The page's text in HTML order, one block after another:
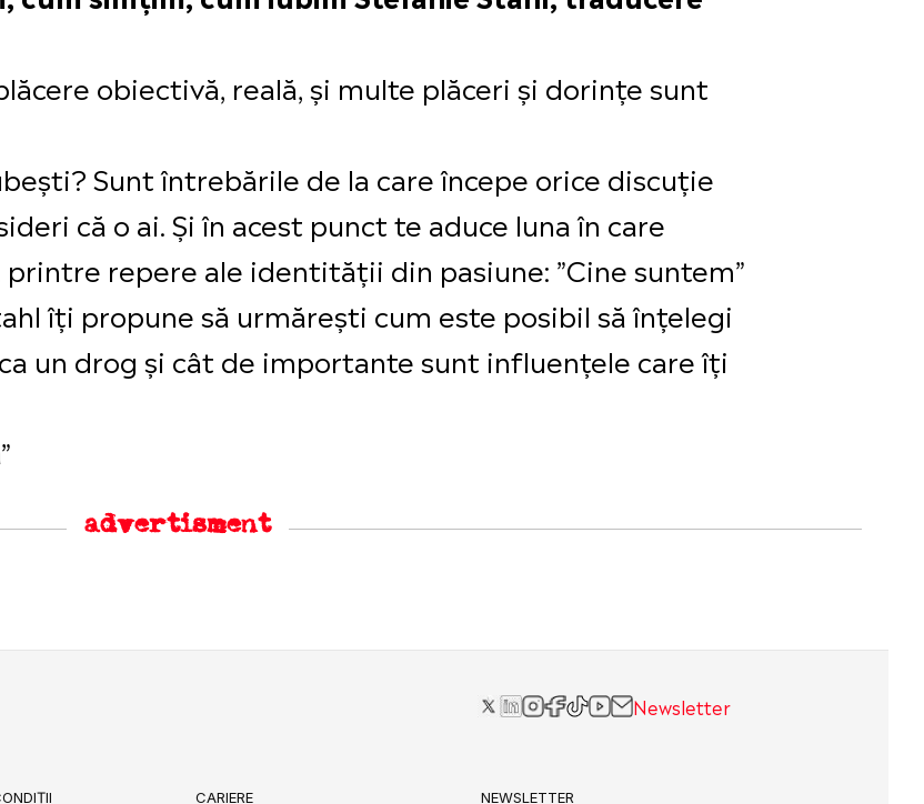
obiectivă, reală, și multe plăceri și dorințe sunt
Sunt întrebările de la care începe orice discuție
că o ai. Și în acest punct te aduce luna în care
repere ale identității din pasiune: ”Cine suntem”
îți propune să urmărești cum este posibil să înțelegi
un drog și cât de importante sunt influențele care îți
advertisment
Newsletter
CARIERE NEWSLETTER